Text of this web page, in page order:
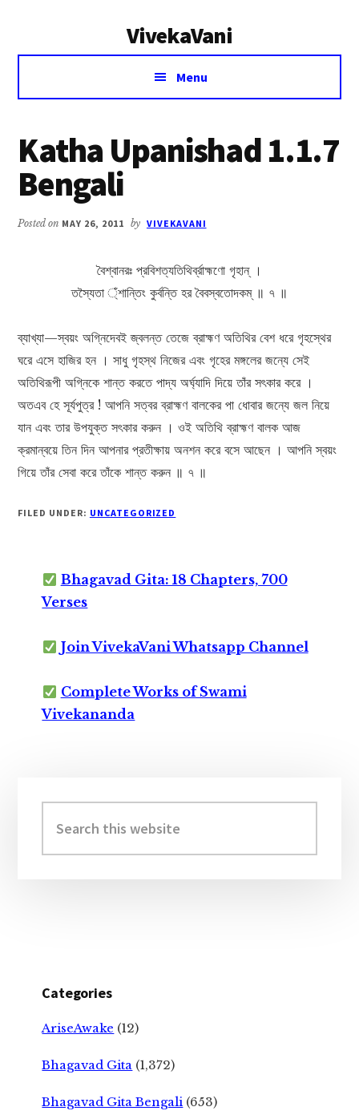
VivekaVani
Voice
Vivekananda
Menu
Katha Upanishad 1.1.7
Bengali
Posted on MAY 26, 2011 by VIVEKAVANI
বৈশ্বানরঃ প্রবিশত্যতিথির্ব্রাহ্মণো গৃহান্ ।
তস্যৈতা ্ঁশান্তিং কুর্বন্তি হর বৈবস্বতোদকম্ ॥ ৭ ॥
ব্যাখ্যা—স্বয়ং অগ্নিদেবই জ্বলন্ত তেজে ব্রাহ্মণ অতিথির বেশ ধরে গৃহস্থের
ঘরে এসে হাজির হন । সাধু গৃহস্থ নিজের এবং গৃহের মঙ্গলের জন্যে সেই
অতিথিরূপী অগ্নিকে শান্ত করতে পাদ্য অর্ঘ্যাদি দিয়ে তাঁর সৎকার করে ।
অতএব হে সূর্যপুত্র ! আপনি সত্বর ব্রাহ্মণ বালকের পা ধোবার জন্যে জল নিয়ে
যান এবং তার উপযুক্ত সৎকার করুন । ওই অতিথি ব্রাহ্মণ বালক আজ
ক্রমান্বয়ে তিন দিন আপনার প্রতীক্ষায় অনশন করে বসে আছেন । আপনি স্বয়ং
গিয়ে তাঁর সেবা করে তাঁকে শান্ত করুন ॥ ৭ ॥
FILED UNDER: UNCATEGORIZED
Bhagavad Gita: 18 Chapters, 700
Verses
Join VivekaVani Whatsapp Channel
Complete Works of Swami
Vivekananda
Sidebar
this
website
Categories
AriseAwake (12)
Bhagavad Gita (1,372)
Bhagavad Gita Bengali (653)